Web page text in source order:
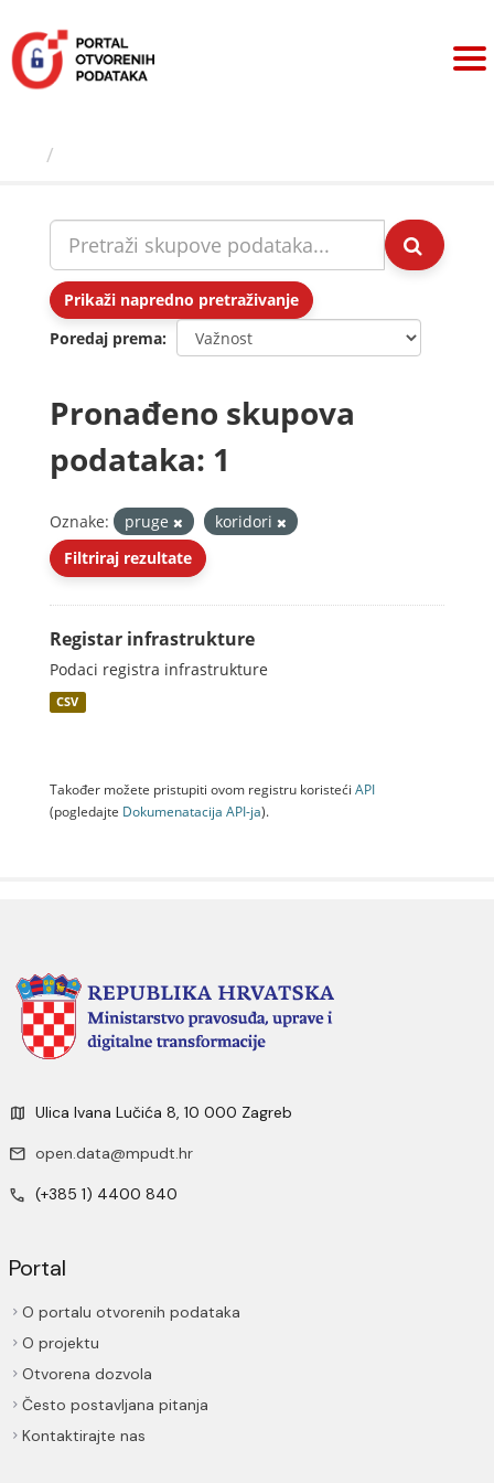
sadržaj
Prikaži napredno pretraživanje
Poredaj prema
Pronađeno skupova
podataka: 1
Oznake: pruge
koridori
Filtriraj rezultate
Registar infrastrukture
Podaci registra infrastrukture
CSV
Također možete pristupiti ovom registru koristeći API
(pogledajte Dokumenаtаcijа API-jа).